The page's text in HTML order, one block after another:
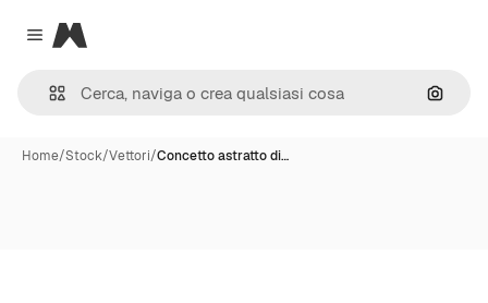
Close menu
Magnific
Cerca
Home/Stock/Vettori/Concetto astratto di…